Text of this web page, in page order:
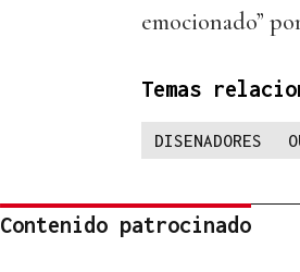
emocionado”
Temas
DISENADORES
Contenido patrocinado